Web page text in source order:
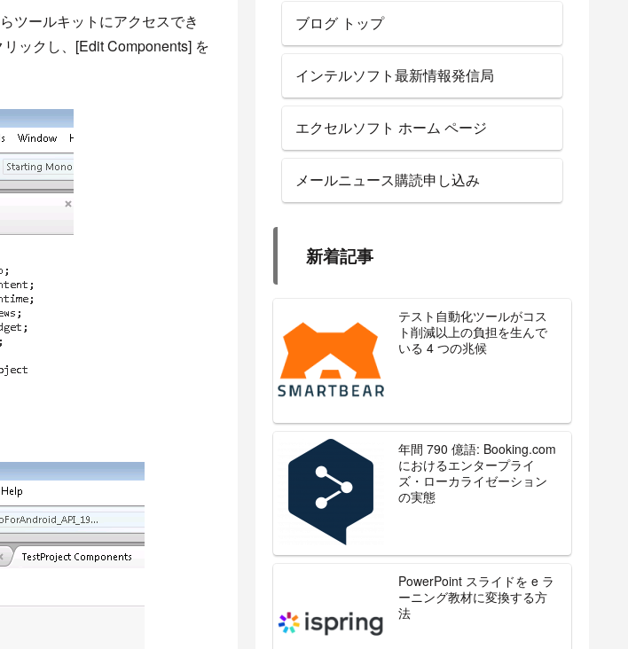
ツールキットにアクセスでき
ックし、[Edit Components] を
ブログ トップ
インテルソフト最新情報発信局
エクセルソフト ホーム ページ
メールニュース購読申し込み
新着記事
テスト自動化ツールがコス
ト削減以上の負担を生んで
いる 4 つの兆候
年間 790 億語: Booking.com
におけるエンタープライ
ズ・ローカライゼーション
の実態
PowerPoint スライドを e ラ
ーニング教材に変換する方
法